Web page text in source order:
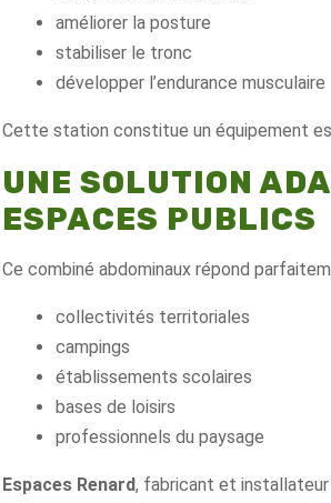
améliorer la posture
stabiliser le tronc
développer l’endurance musculaire
Cette station constitue un équipement
UNE SOLUTION
ESPACES PUBLICS
Ce combiné abdominaux répond
collectivités territoriales
campings
établissements scolaires
bases de loisirs
professionnels du paysage
Espaces Renard, fabricant et